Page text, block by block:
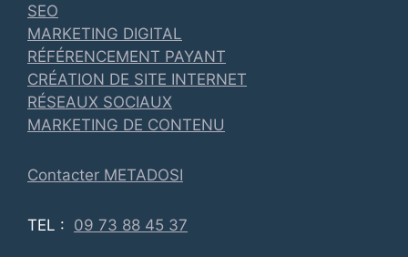
SEO
MARKETING DIGITAL
RÉFÉRENCEMENT PAYANT
CRÉATION DE SITE INTERNET
RÉSEAUX SOCIAUX
MARKETING DE CONTENU
Contacter METADOSI
TEL : 09 73 88 45 37